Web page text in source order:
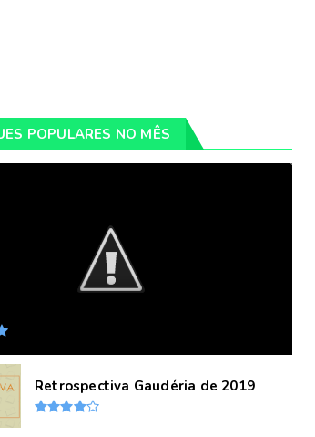
POPULARES NO MÊS
Retrospectiva Gaudéria de 2019